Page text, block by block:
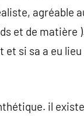
agréable
et de matière
si sa a eu
il